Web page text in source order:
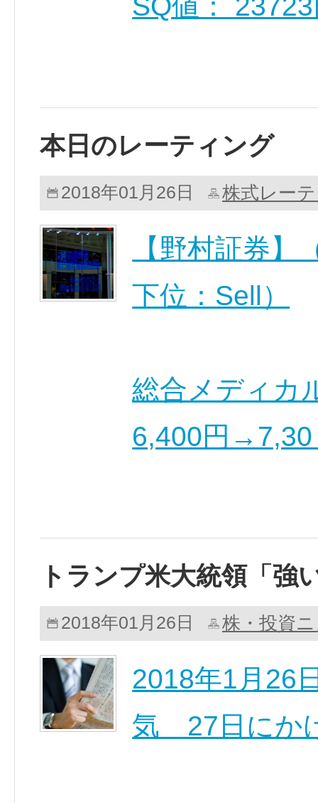
本日のレーティング
2018年01月26日 株式レー
【野村証券
下位：Sell）
総合メディ
6,400円
トランプ米大統領「強
2018年01月26日 株・投資
2018年1月26
気 27日にか